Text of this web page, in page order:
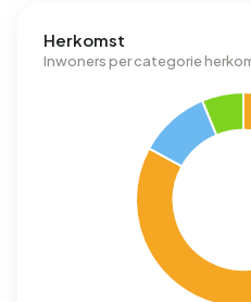
Herkomst
Inwoners per categorie